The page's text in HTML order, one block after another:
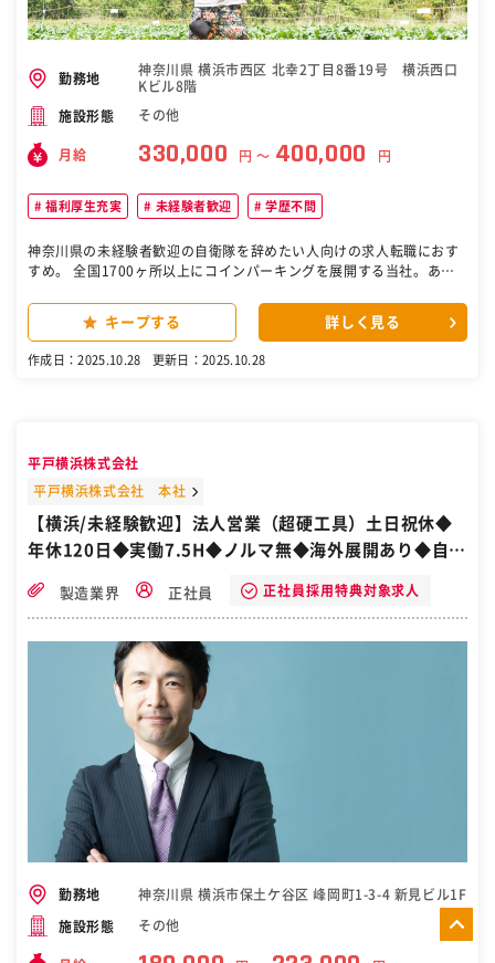
徒歩1分 ■東京支店 都営浅草線「東日本橋駅」より徒歩3分 都営新宿
線「浜町駅」より徒歩3分 総武本線「馬喰町駅」より徒歩6分 ［自衛
勤務地
神奈川県 横浜市西区 北幸2丁目8番19号 横浜西口
Kビル8階
施設形態 その他
月給 330,000 円 〜 400,000 円
福利厚生充実 未経験者歓迎 学歴不問
神奈川県の未経験者歓迎の自衛隊を辞めたい人向けの求人転職におす
すめ。 全国1700ヶ所以上にコインパーキングを展開する当社。あな
フォローまでをトータルでお任せします。当社には未経験スタートの
社員が半数以上。充実の教育体制があるので、安心してスタートでき
ます！ ＜仕事の流れ＞ ▼土地探し 徒歩やレンタルサイクルなどで担
ます。 ▼市場調査 数日ほどかけて、近隣の駐車場の稼働率や周辺道路
の交通量などを調査。収益を試算し、見積書を作成します。 ▼提案・
案。契約となれば、土地の整備・舗装などの施工を経て運用を開始し
ます。 ▼フォロー 「最近空車が多いので、料金を見直そう」など、収
手がける楽しさ！ 自分で土地を見つけ、「どのくらい収益を見込める
ど、自分の裁量で駐車場を運用できます。 ★専任部隊がいるから負担
が少ない！ 契約後は、専任部署が工事・メンテナンス・運営を担当す
るので、営業は提案やフォロー業務に集中できます。 ★スケジュール
は基本自分で決められる！ 「今日は土地探し」「今日は訪問」など、
スケジュールは自分で計画。自分のペースで効率よく働ける環境が整
っています。 ［自衛隊・転職・求人］
キープする 詳しく見る
作成日：2025.10.28 更新日：2025.10.28
平戸横浜株式会社
平戸横浜株式会社 本社
【横浜/未経験歓迎】法人営業（超硬工具）土日祝休◆
年休120日◆実働7.5H◆ノルマ無◆海外展開あり◆自衛
製造業界 正社員 正社員採用特典対象求人
勤務地 神奈川県 横浜市保土ケ谷区 峰岡町1-3-4 新見ビル1F
施設形態 その他